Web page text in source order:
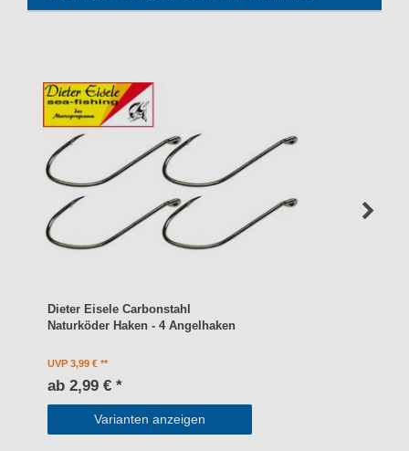
Dieter Eisele Carbonstahl
Naturköder Haken - 4 Angelhaken
UVP 3,99 €
ab 2,99 € *
Varianten anzeigen